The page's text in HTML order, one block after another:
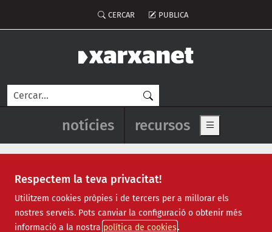
Respectem la teva privacitat!
Utilitzem cookies pròpies i de tercers per a millorar els
nostres serveis. Pots canviar la configuració o obtenir més
informació a la nostra política de cookies
Menú del compte d'usuari
CERCAR PUBLICA
Cerca
Navegació principal de
notícies recursos Show main
Recursos
Tots | Econòmic | Jurídic | Projectes | Tecnològic |